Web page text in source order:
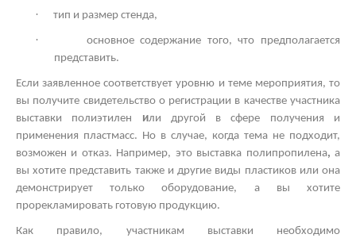
· тип и размер стенда,
·
основное содержание того, что предполагается
представить.
Если заявленное соответствует уровню и теме мероприятия, то
вы получите свидетельство о регистрации в качестве участника
выставки полиэтилен
или другой
в сфере получения и
применения пластмасс. Но в случае, когда тема не подходит,
возможен и отказ. Например, это выставка полипропилена,а
вы хотите представить также и другие виды пластиков или она
демонстрирует только оборудование, а вы хотите
прорекламировать готовую продукцию.
Как правило, участникам выставки необходимо